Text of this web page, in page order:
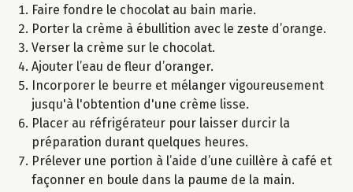
Faire fondre le chocolat au bain marie.
Porter la crème à ébullition avec le zeste d’orange.
Verser la crème sur le chocolat.
Ajouter l’eau de fleur d’oranger.
Incorporer le beurre et mélanger vigoureusement
jusqu'à l'obtention d'une crème lisse.
Placer au réfrigérateur pour laisser durcir la
préparation durant quelques heures.
Prélever une portion à l’aide d’une cuillère à café et
façonner en boule dans la paume de la main.